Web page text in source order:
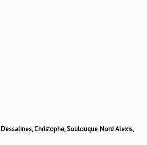
Dessalines, Christophe, Soulouque, Nord Alexis,